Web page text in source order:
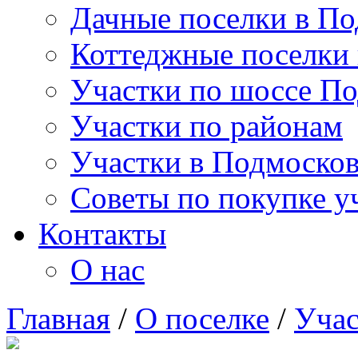
Дачные поселки в
Коттеджные
Участки по шоссе
Участки по районам
Участки в
Советы по покупке
Контакты
О нас
Главная / О поселке /